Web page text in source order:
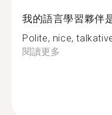
我的語言學習夥伴
Polite, nice,
閱讀更多